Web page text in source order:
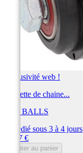
Exclusivité web !
Roulette de chaine...
ALL BALLS
Expédié sous 3 à 4 jours
25,37 €
Ajouter au panier